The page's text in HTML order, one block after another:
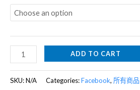
ADD TO CART
SKU:N/A Categories:Facebook, 所有商品